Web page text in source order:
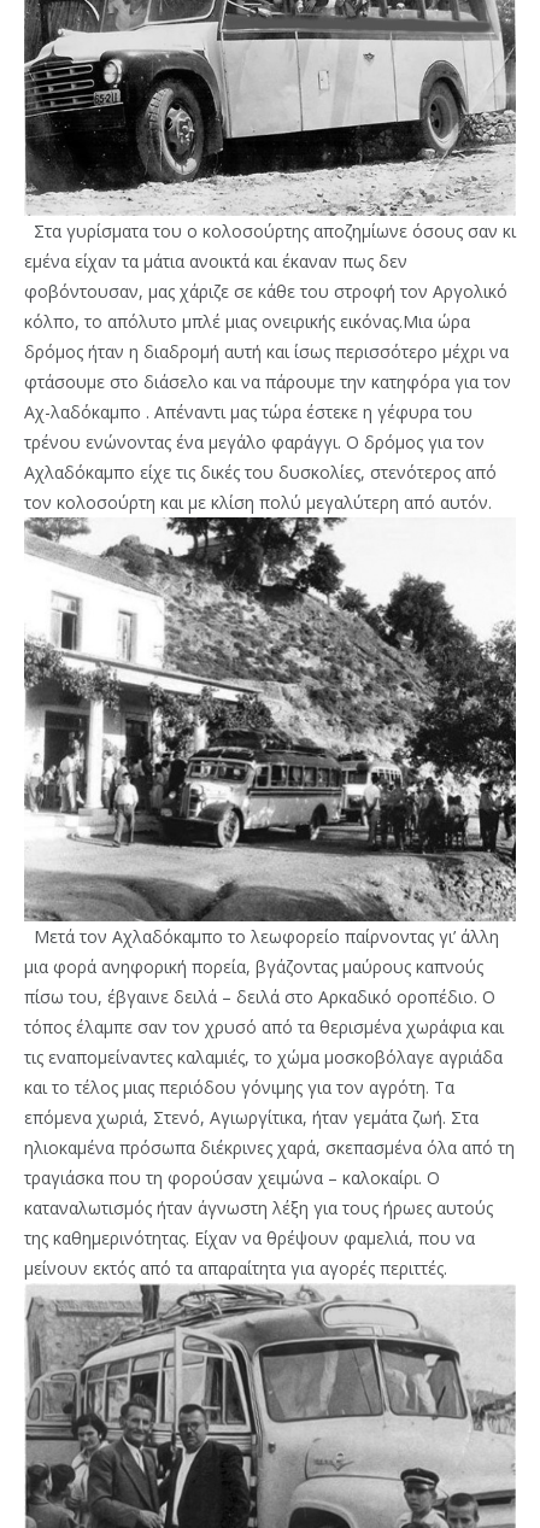
Στα γυρίσματα του ο κολοσούρτης αποζημίωνε όσους σαν κι
εμένα είχαν τα μάτια ανοικτά και έκαναν πως δεν
φοβόντουσαν, μας χάριζε σε κάθε του στροφή τον Αργολικό
κόλπο, το απόλυτο μπλέ μιας ονειρικής εικόνας.Μια ώρα
δρόμος ήταν η διαδρομή αυτή και ίσως περισσότερο μέχρι να
φτάσουμε στο διάσελο και να πάρουμε την κατηφόρα για τον
Αχ-λαδόκαμπο . Απέναντι μας τώρα έστεκε η γέφυρα του
τρένου ενώνοντας ένα μεγάλο φαράγγι. Ο δρόμος για τον
Αχλαδόκαμπο είχε τις δικές του δυσκολίες, στενότερος από
τον κολοσούρτη και με κλίση πολύ μεγαλύτερη από αυτόν.
Μετά τον Αχλαδόκαμπο το λεωφορείο παίρνοντας γι’ άλλη
μια φορά ανηφορική πορεία, βγάζοντας μαύρους καπνούς
πίσω του, έβγαινε δειλά – δειλά στο Αρκαδικό οροπέδιο. Ο
τόπος έλαμπε σαν τον χρυσό από τα θερισμένα χωράφια και
τις εναπομείναντες καλαμιές, το χώμα μοσκοβόλαγε αγριάδα
και το τέλος μιας περιόδου γόνιμης για τον αγρότη. Τα
επόμενα χωριά, Στενό, Αγιωργίτικα, ήταν γεμάτα ζωή. Στα
ηλιοκαμένα πρόσωπα διέκρινες χαρά, σκεπασμένα όλα από τη
τραγιάσκα που τη φορούσαν χειμώνα – καλοκαίρι. Ο
καταναλωτισμός ήταν άγνωστη λέξη για τους ήρωες αυτούς
της καθημερινότητας. Είχαν να θρέψουν φαμελιά, που να
μείνουν εκτός από τα απαραίτητα για αγορές περιττές.